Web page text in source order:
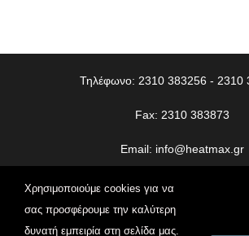
Τηλέφωνο: 2310 383256 - 2310
Fax: 2310 383873
Email: info@heatmax.gr
© Copyright
2026 | Heatmax | All Rights
DesignVdesigns.gr
Χρησιμοποιούμε cookies για να
σας προσφέρουμε την καλύτερη
δυνατή εμπειρία στη σελίδα μας.